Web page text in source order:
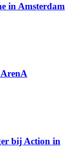
in Amsterdam
bij Action in